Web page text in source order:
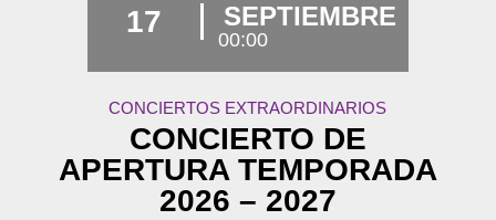
17 SEPTIEMBRE
00:00
CONCIERTOS EXTRAORDINARIOS
CONCIERTO DE
APERTURA TEMPORADA
2026 – 2027